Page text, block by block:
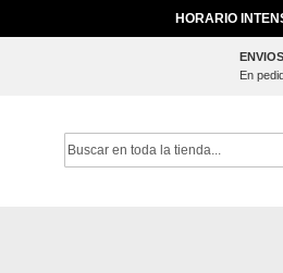
HORARIO
En
Search